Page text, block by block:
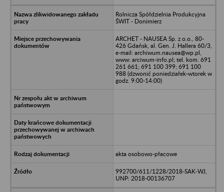
Rolnicza Spółdzielnia Produkcyjna
ŚWIT - Donimierz
ARCHET - NAUSEA Sp. z o.o., 80-
426 Gdańsk, al. Gen. J. Hallera 60/3,
e-mail: archiwum.nausea@wp.pl,
www: arciwum-info.pl; tel. kom. 691
261 661; 691 100 399; 691 100
988 (dzwonić poniedziałek-wtorek w
godz. 9:00-14:00)
akta osobowo-płacowe
992700/611/1228/2018-SAK-WJ,
UNP: 2018-00136707